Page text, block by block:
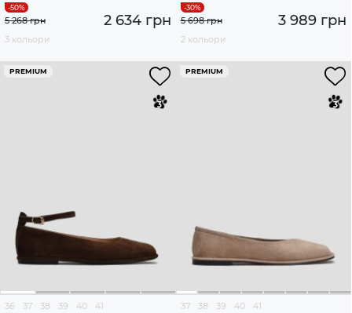
2 634 грн
5 268 грн
3 кольори
3 989 грн
5 698 грн
2 кольори
PREMIUM
36 37 38 39 40 41
PREMIUM
37 38 39 40 41